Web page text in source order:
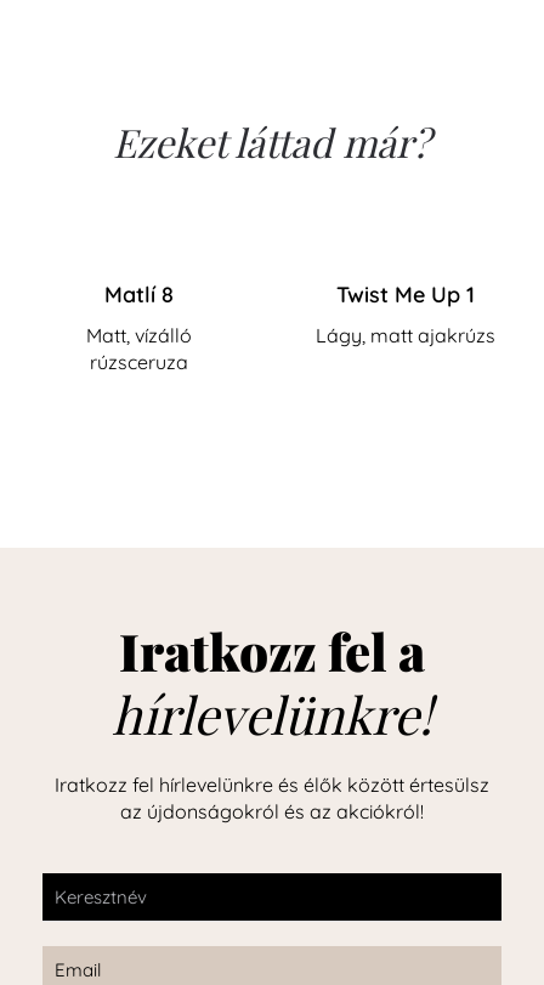
Ezeket láttad már?
Matlí 8
Matt, vízálló
rúzsceruza
Twist Me Up 1
Lágy, matt ajakrúzs
Iratkozz fel a
hírlevelünkre!
Iratkozz fel hírlevelünkre és élők között értesülsz
az újdonságokról és az akciókról!